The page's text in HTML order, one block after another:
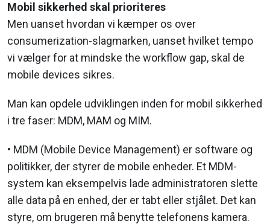
Mobil sikkerhed skal prioriteres
Men uanset hvordan vi kæmper os over
consumerization-slagmarken, uanset hvilket tempo
vi vælger for at mindske the workflow gap, skal de
mobile devices sikres.
Man kan opdele udviklingen inden for mobil sikkerhed
i tre faser: MDM, MAM og MIM.
• MDM (Mobile Device Management) er software og
politikker, der styrer de mobile enheder. Et MDM-
system kan eksempelvis lade administratoren slette
alle data på en enhed, der er tabt eller stjålet. Det kan
styre, om brugeren må benytte telefonens kamera.